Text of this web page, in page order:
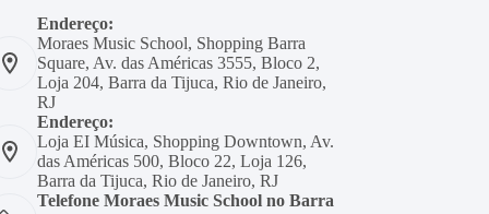
Endereço:
Moraes Music School, Shopping Barra
Square, Av. das Américas 3555, Bloco 2,
Loja 204, Barra da Tijuca, Rio de Janeiro,
RJ
Endereço:
Loja EI Música, Shopping Downtown, Av.
das Américas 500, Bloco 22, Loja 126,
Barra da Tijuca, Rio de Janeiro, RJ
Telefone Moraes Music School no Barra